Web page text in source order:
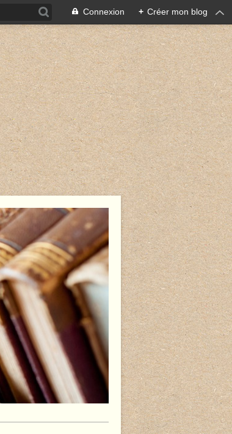
Connexion + Créer mon blog